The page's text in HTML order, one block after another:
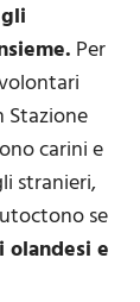
Per
Stazione
carini e
stranieri,
se
olandesi e